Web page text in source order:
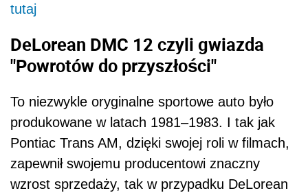
tutaj
DeLorean DMC 12 czyli gwiazda
"Powrotów do przyszłości"
To niezwykle oryginalne sportowe auto było
produkowane w latach 1981–1983. I tak jak
Pontiac Trans AM, dzięki swojej roli w filmach,
zapewnił swojemu producentowi znaczny
wzrost sprzedaży, tak w przypadku DeLorean